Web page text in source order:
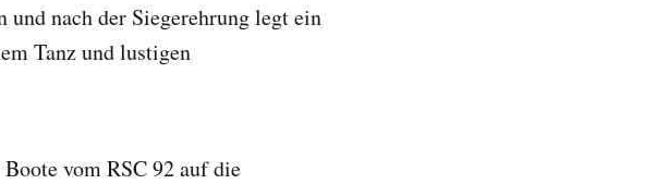
nach der Siegerehrung legt ein
Tanz und lustigen
vom RSC 92 auf die